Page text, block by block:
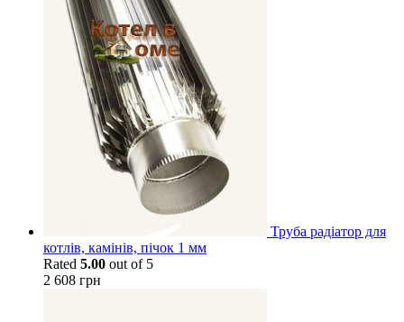
Труба радіатор для
котлів, камінів, пічок 1 мм
Rated 5.00 out of 5
2 608 грн